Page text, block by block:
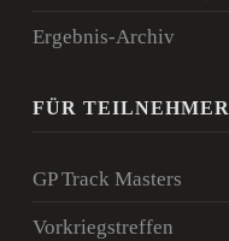
Ergebnis-Archiv
FÜR TEILNEHMER
GP Track Masters
Vorkriegstreffen